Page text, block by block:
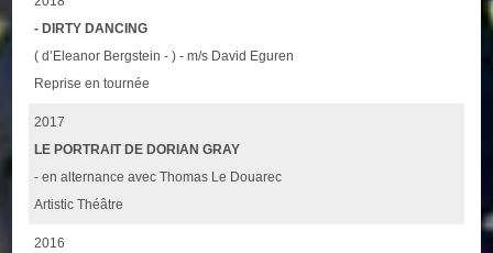
- DIRTY DANCING
( d’Eleanor Bergstein - ) - m/s David Eguren
Reprise en tournée
2017
LE PORTRAIT DE DORIAN GRAY
- en alternance avec Thomas Le Douarec
Artistic Théâtre
2016